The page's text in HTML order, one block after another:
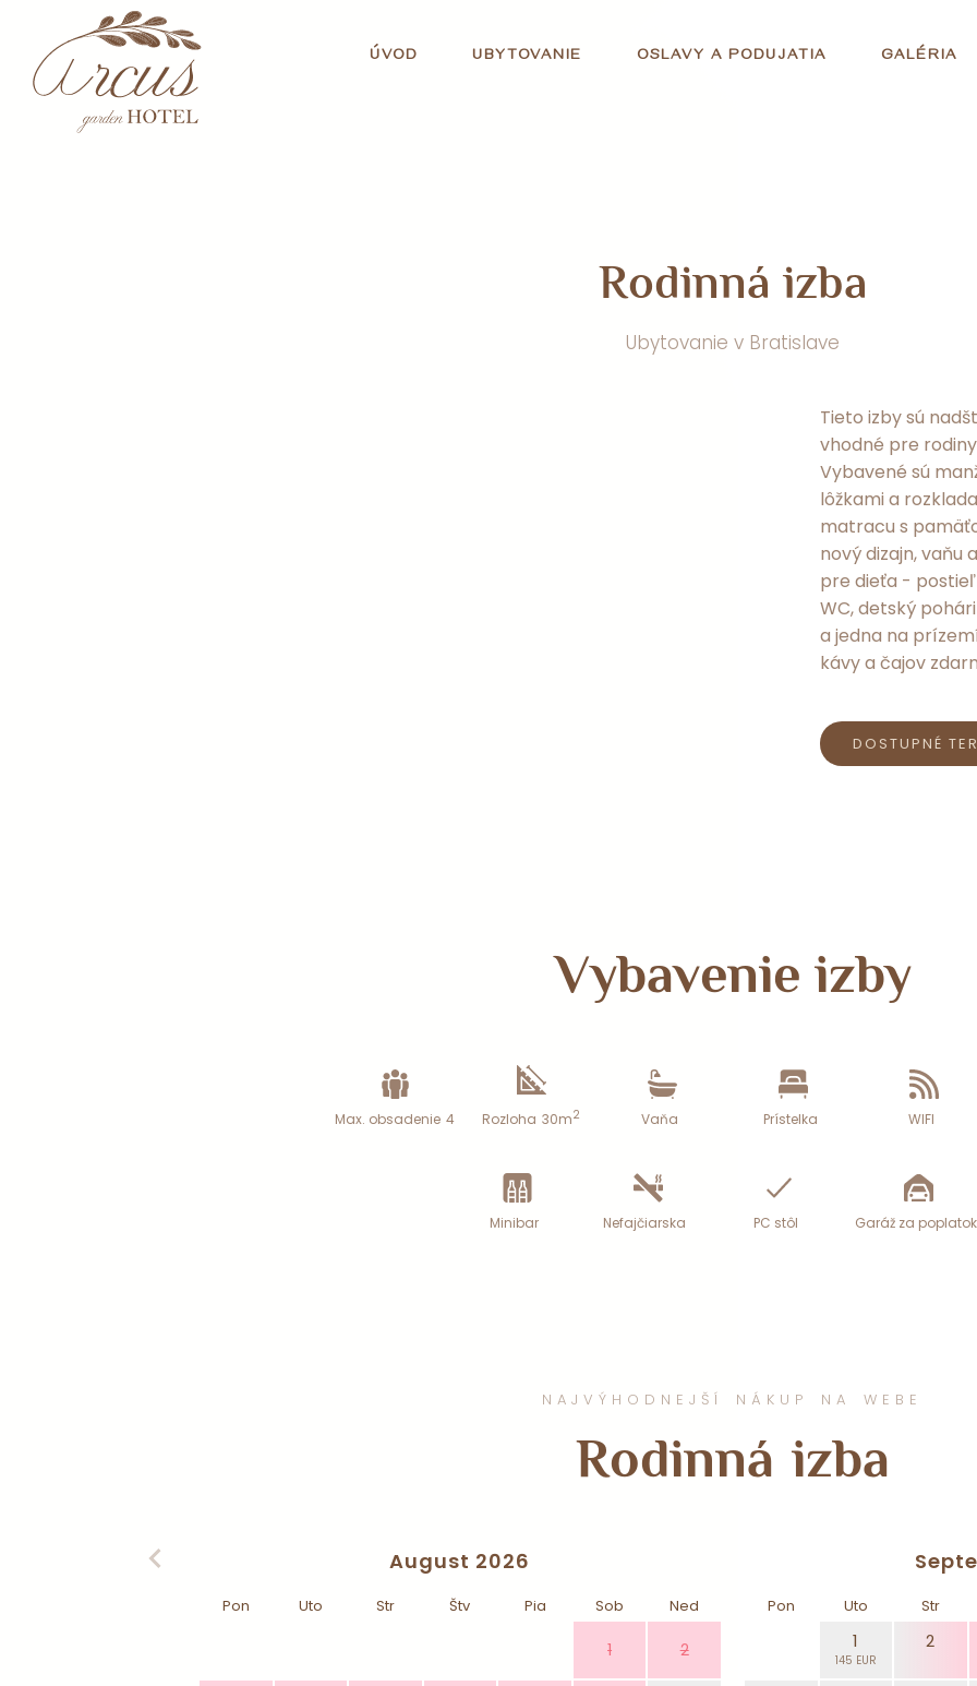
ÚVOD UBYTOVANIE OSLAVY A PODUJATIA GALÉRIA
Rodinná izba
Ubytovanie v Bratislave
Tieto izby sú
vhodné pre
Vybavené sú
lôžkami a
matracu s
nový dizajn, vaňu
pre dieťa -
WC, detský
a jedna na
kávy a čajov
DOSTUPNÉ
Vybavenie izby
Max. obsadenie 4 Rozloha 30m2 Vaňa Prístelka WIFI
Minibar Nefajčiarska PC stôl Garáž za poplatok
NAJVÝHODNEJŠÍ NÁKUP NA WEBE
Rodinná izba
August 2026
Pon Uto Str Štv Pia Sob Ned
1 2
Pon Uto Str
1
145 EUR
2